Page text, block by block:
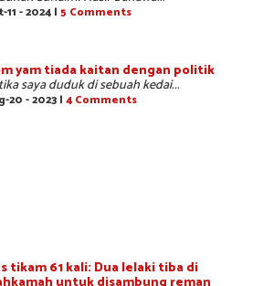
11 - 2024 | 5 Comments
yam tiada kaitan dengan politik
saya duduk di sebuah kedai...
20 - 2023 | 4 Comments
tikam 61 kali: Dua lelaki tiba di